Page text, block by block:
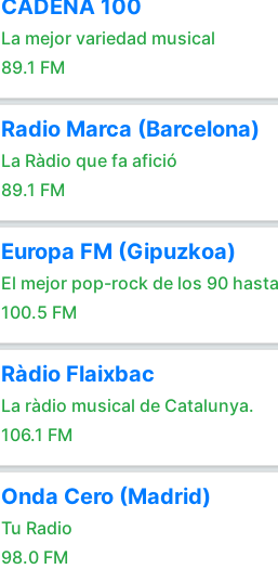
CADENA 100
La mejor variedad musical
89.1 FM
Radio Marca (Barcelona)
La Ràdio que fa afició
89.1 FM
Europa FM (Gipuzkoa)
El mejor pop-rock de los 90
100.5 FM
Ràdio Flaixbac
La ràdio musical de Catalunya.
106.1 FM
Onda Cero (Madrid)
Tu Radio
98.0 FM